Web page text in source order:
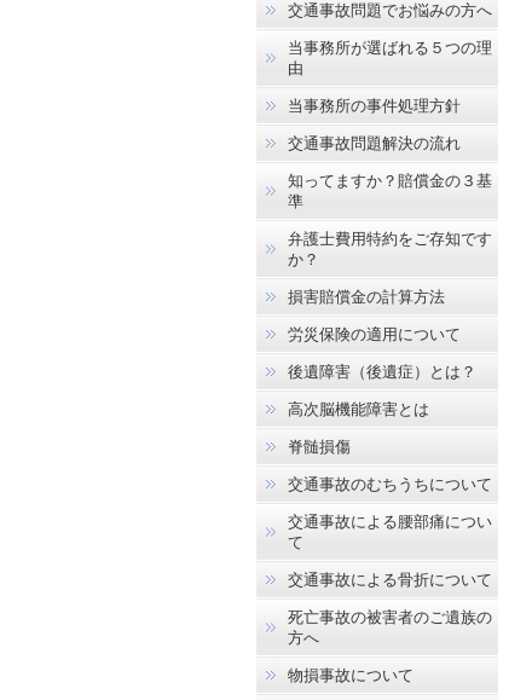
交通事故問題でお悩みの方へ
当事務所が選ばれる５つの理
由
当事務所の事件処理方針
交通事故問題解決の流れ
知ってますか？賠償金の３基
準
弁護士費用特約をご存知です
か？
損害賠償金の計算方法
労災保険の適用について
後遺障害（後遺症）とは？
高次脳機能障害とは
脊髄損傷
交通事故のむちうちについて
交通事故による腰部痛につい
て
交通事故による骨折について
死亡事故の被害者のご遺族の
方へ
物損事故について